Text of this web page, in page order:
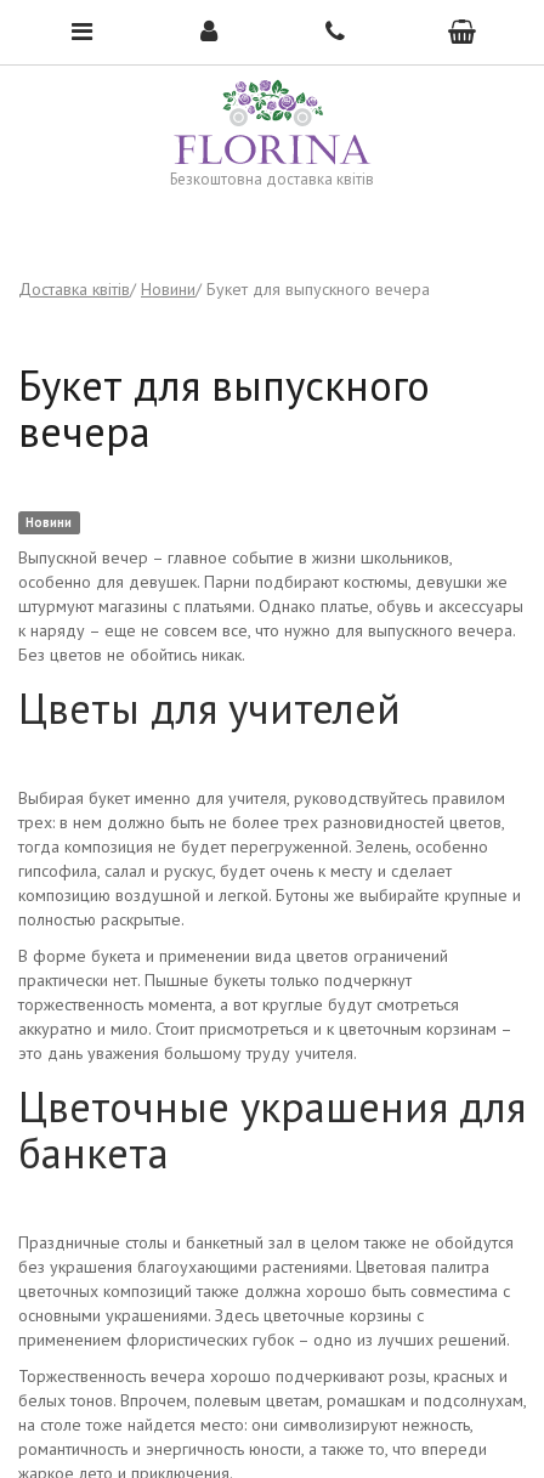
Безкоштовна доставка квітів
To open the menu, click here →
Доставка квітів Новини Букет для выпускного вечера
Букет для выпускного
вечера
Новини
Выпускной вечер – главное событие в жизни школьников,
особенно для девушек. Парни подбирают костюмы, девушки же
штурмуют магазины с платьями. Однако платье, обувь и аксессуары
к наряду – еще не совсем все, что нужно для выпускного вечера.
Без цветов не обойтись никак.
Цветы для учителей
Выбирая букет именно для учителя, руководствуйтесь правилом
трех: в нем должно быть не более трех разновидностей цветов,
тогда композиция не будет перегруженной. Зелень, особенно
гипсофила, салал и рускус, будет очень к месту и сделает
композицию воздушной и легкой. Бутоны же выбирайте крупные и
полностью раскрытые.
В форме букета и применении вида цветов ограничений
практически нет. Пышные букеты только подчеркнут
торжественность момента, а вот круглые будут смотреться
аккуратно и мило. Стоит присмотреться и к цветочным корзинам –
это дань уважения большому труду учителя.
Цветочные украшения для
банкета
Праздничные столы и банкетный зал в целом также не обойдутся
без украшения благоухающими растениями. Цветовая палитра
цветочных композиций также должна хорошо быть совместима с
основными украшениями. Здесь цветочные корзины с
применением флористических губок – одно из лучших решений.
Торжественность вечера хорошо подчеркивают розы, красных и
белых тонов. Впрочем, полевым цветам, ромашкам и подсолнухам,
на столе тоже найдется место: они символизируют нежность,
романтичность и энергичность юности, а также то, что впереди
жаркое лето и приключения.